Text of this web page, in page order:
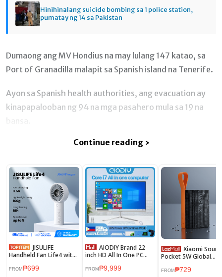
Hinihinalang suicide bombing sa 1 police station,
pumatay ng 14 sa Pakistan
Dumaong ang MV Hondius na may lulang 147 katao, sa
Port of Granadilla malapit sa Spanish island na Tenerife.
Ayon sa Spanish health authorities, ang evacuation ay
kinapapalooban ng 94 na mga pasahero mula sa 19 na
Continue reading ›
JISULIFE
Handheld Fan Life4 with
Portable Turbo Fans
FROM ₱699
AIODIY Brand 22
inch HD All In One PC
Brand New Intel Core i3 /
FROM ₱9,999
Pocket 5W Global
FROM₱729